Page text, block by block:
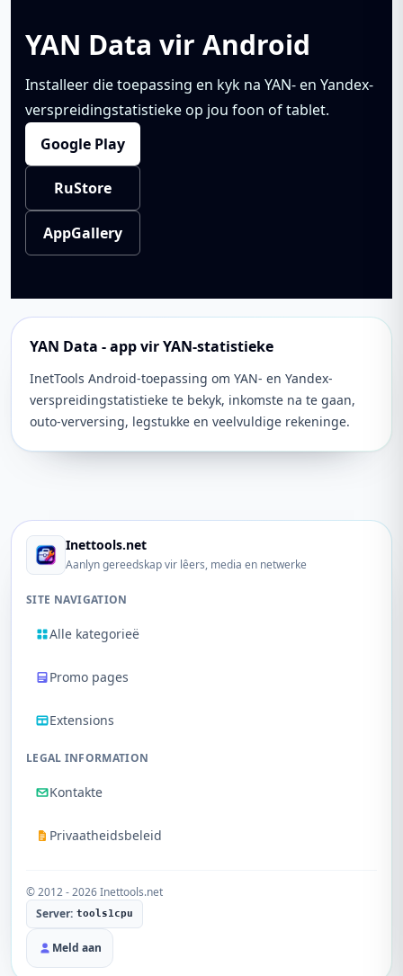
YAN Data vir Android
Installeer die toepassing en kyk na YAN- en Yandex-
verspreidingstatistieke op jou foon of tablet.
Google Play
RuStore
AppGallery
YAN Data - app vir YAN-statistieke
InetTools Android-toepassing om YAN- en Yandex-
verspreidingstatistieke te bekyk, inkomste na te gaan,
outo-verversing, legstukke en veelvuldige rekeninge.
Inettools.net
Aanlyn gereedskap vir lêers, media en netwerke
SITE NAVIGATION
Alle kategorieë
Promo pages
Extensions
LEGAL INFORMATION
Kontakte
Privaatheidsbeleid
© 2012 - 2026 Inettools.net
Server: tools1cpu
Meld aan